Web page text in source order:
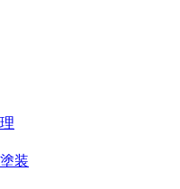
装